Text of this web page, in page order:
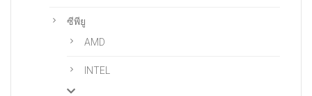
ซีพียู
AMD
INTEL